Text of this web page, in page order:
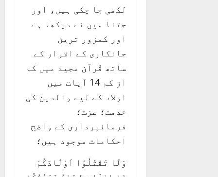
لکھی جا چکی ہیں، اور
جتنا میں نے دیکھا ہے
اور کمزور ترین
جانکاری کے اقرار کے
ساتھ قُرآن مجید میں کم
از کم 14 آیات میں
اولاد کے لیے والدین کی
خدمت؛ عزت؛
فرمانبرداری کے واضح
احکامات موجود ہیں؛
وَلَا تَقْتُلُوْا اَوْلَادَكُمْ